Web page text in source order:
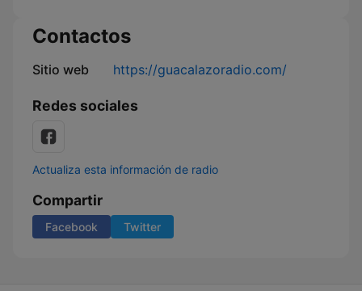
Contactos
Sitio web https://guacalazoradio.com/
Redes sociales
Actualiza esta información de radio
Compartir
Facebook Twitter